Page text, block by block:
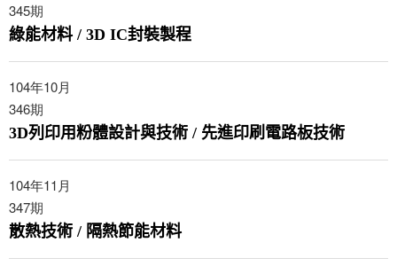
345期
綠能材料 / 3D IC封裝製程
104年10月
346期
3D列印用粉體設計與技術 / 先進印刷電路板技術
104年11月
347期
散熱技術 / 隔熱節能材料